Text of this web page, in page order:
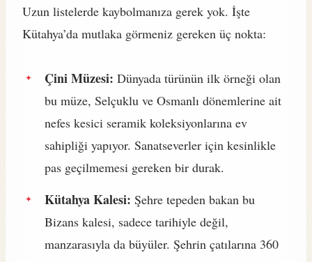
Uzun listelerde kaybolmanıza gerek yok. İşte
Kütahya’da mutlaka görmeniz gereken üç nokta:
Çini Müzesi: Dünyada türünün ilk örneği olan
bu müze, Selçuklu ve Osmanlı dönemlerine ait
nefes kesici seramik koleksiyonlarına ev
sahipliği yapıyor. Sanatseverler için kesinlikle
pas geçilmemesi gereken bir durak.
Kütahya Kalesi: Şehre tepeden bakan bu
Bizans kalesi, sadece tarihiyle değil,
manzarasıyla da büyüler. Şehrin çatılarına 360